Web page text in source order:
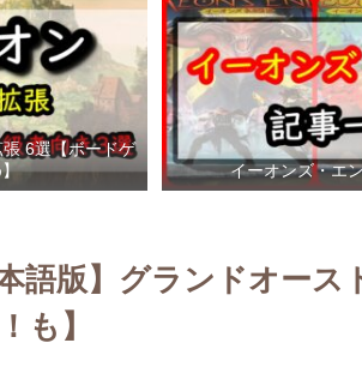
6選【ボードゲ
イーオンズ・エ
語版】グランドオー
も】